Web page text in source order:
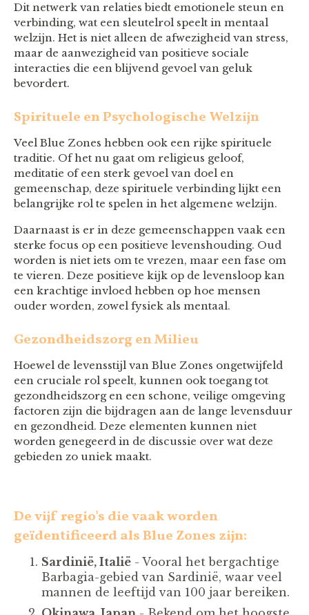
Dit netwerk van relaties biedt emotionele steun en
verbinding, wat een sleutelrol speelt in mentaal
welzijn. Het is niet alleen de afwezigheid van stress,
maar de aanwezigheid van positieve sociale
interacties die een blijvend gevoel van geluk
bevordert.
Spirituele en Psychologische Welzijn
Veel Blue Zones hebben ook een rijke spirituele
traditie. Of het nu gaat om religieus geloof,
meditatie of een sterk gevoel van doel en
gemeenschap, deze spirituele verbinding lijkt een
belangrijke rol te spelen in het algemene welzijn.
Daarnaast is er in deze gemeenschappen vaak een
sterke focus op een positieve levenshouding. Oud
worden is niet iets om te vrezen, maar een fase om
te vieren. Deze positieve kijk op de levensloop kan
een krachtige invloed hebben op hoe mensen
ouder worden, zowel fysiek als mentaal.
Gezondheidszorg en Milieu
Hoewel de levensstijl van Blue Zones ongetwijfeld
een cruciale rol speelt, kunnen ook toegang tot
gezondheidszorg en een schone, veilige omgeving
factoren zijn die bijdragen aan de lange levensduur
en gezondheid. Deze elementen kunnen niet
worden genegeerd in de discussie over wat deze
gebieden zo uniek maakt.
De vijf regio's die vaak worden
geïdentificeerd als Blue Zones zijn:
Sardinië, Italië - Vooral het bergachtige
Barbagia-gebied van Sardinië, waar veel
mannen de leeftijd van 100 jaar bereiken.